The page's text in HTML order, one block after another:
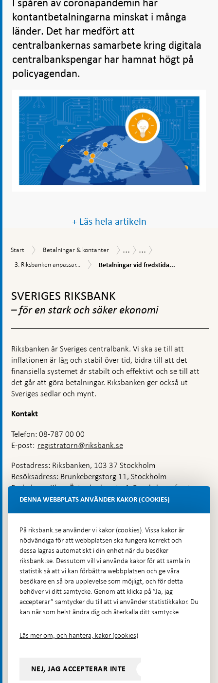
I spåren av coronapandemin har
kontantbetalningarna minskat i många
länder. Det har medfört att
centralbankernas samarbete kring digitala
centralbankspengar har hamnat högt på
policyagendan.
+ Läs hela artikeln
Start
Start
Betalningar
kontanter
Betalningar & kontanter Betalningsrapport
...
Så
svenskarna
...
3.
sig
till
en
förändrad
3. Riksbanken anpassar...
Betalningar
och
höjd
beredskap
Betalningar vid fredstida...
toppnavigation
SVERIGES RIKSBANK
– för en stark och säker ekonomi
Riksbanken är Sveriges centralbank. Vi ska se till att
inflationen är låg och stabil över tid, bidra till att det
finansiella systemet är stabilt och effektivt och se till att
det går att göra betalningar. Riksbanken ger också ut
Sveriges sedlar och mynt.
Kontakt
Telefon: 08-787 00 00
E-post: registratorn@riksbank.se
Postadress: Riksbanken, 103 37 Stockholm
Besöksadress: Brunkebergstorg 11, Stockholm
Budadress: Klara Östra kyrkogata 4, Brunkebergsfaret,
Lastplats 6
Hitta direkt
Frågor och svar-
Öppnas
i
ny
flik
Till Riksbankens webbarkiv-
Öppnas
i
ny
Presskontakt
Integritetspolicy
DENNA WEBBPLATS ANVÄNDER KAKOR (COOKIES)
På riksbank.se använder vi kakor (cookies). Vissa kakor är
nödvändiga för att webbplatsen ska fungera korrekt och
dessa lagras automatiskt i din enhet när du besöker
riksbank.se. Dessutom vill vi använda kakor för att samla in
statistik så att vi kan förbättra webbplatsen och ge våra
besökare en så bra upplevelse som möjligt, och för detta
behöver vi ditt samtycke. Genom att klicka på ”Ja, jag
accepterar” samtycker du till att vi använder statistikkakor. Du
kan när som helst ändra dig och återkalla ditt samtycke.
Läs mer om, och hantera, kakor (cookies)
NEJ, JAG ACCEPTERAR INTE